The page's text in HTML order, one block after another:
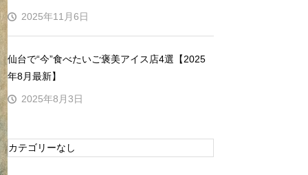
2025年11月6日
仙台で“今”食べたいご褒美アイス店4選【2025
年8月最新】
2025年8月3日
カテゴリーなし